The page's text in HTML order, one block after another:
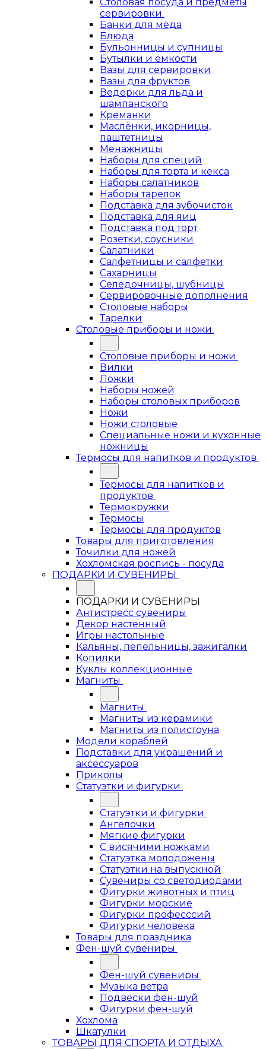
сервировки
Банки для мёда
Блюда
Бульонницы и супницы
Бутылки и ёмкости
Вазы для сервировки
Вазы для фруктов
Ведерки для льда и
шампанского
Креманки
Маслёнки, икорницы,
паштетницы
Менажницы
Наборы для специй
Наборы для торта и кекса
Наборы салатников
Наборы тарелок
Подставка для зубочисток
Подставка для яиц
Подставка под торт
Розетки, соусники
Салатники
Салфетницы и салфетки
Сахарницы
Селедочницы, шубницы
Сервировочные дополнения
Столовые наборы
Тарелки
Столовые приборы и ножи
Столовые приборы и ножи
Вилки
Ложки
Наборы ножей
Наборы столовых приборов
Ножи
Ножи столовые
Специальные ножи и кухонные
ножницы
Термосы для напитков и продуктов
Термосы для напитков и
продуктов
Термокружки
Термосы
Термосы для продуктов
Товары для приготовления
Точилки для ножей
Хохломская роспись - посуда
ПОДАРКИ И СУВЕНИРЫ
ПОДАРКИ И СУВЕНИРЫ
Антистресс сувениры
Декор настенный
Игры настольные
Кальяны, пепельницы, зажигалки
Копилки
Куклы коллекционные
Магниты
Магниты
Магниты из керамики
Магниты из полистоуна
Модели кораблей
Подставки для украшений и
аксессуаров
Приколы
Статуэтки и фигурки
Статуэтки и фигурки
Ангелочки
Мягкие фигурки
С висячими ножками
Статуэтка молодожены
Статуэтки на выпускной
Сувениры со светодиодами
Фигурки животных и птиц
Фигурки морские
Фигурки професссий
Фигурки человека
Товары для праздника
Фен-шуй сувениры
Фен-шуй сувениры
Музыка ветра
Подвески фен-шуй
Фигурки фен-шуй
Хохлома
Шкатулки
ТОВАРЫ ДЛЯ СПОРТА И ОТДЫХА